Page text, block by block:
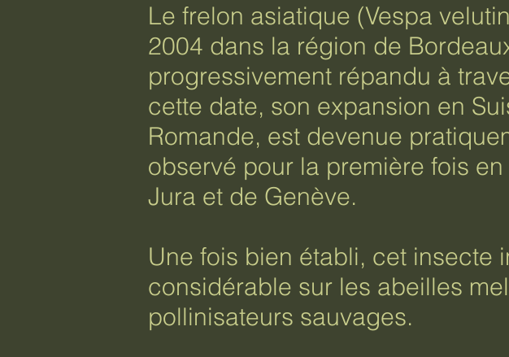
Le frelon asiatique (Vespa
2004 dans la région de
progressivement répandu à
cette date, son expansion en
Romande, est devenue
observé pour la première fois
Jura et de Genève.
Une fois bien établi, cet insecte
considérable sur les abeilles
pollinisateurs sauvages.